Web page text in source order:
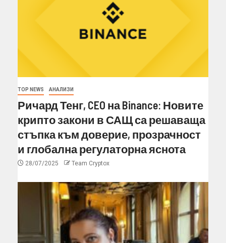
TOP NEWS АНАЛИЗИ
Ричард Тенг, CEO на Binance: Новите
крипто закони в САЩ са решаваща
стъпка към доверие, прозрачност
и глобална регулаторна яснота
28/07/2025 Team Cryptox